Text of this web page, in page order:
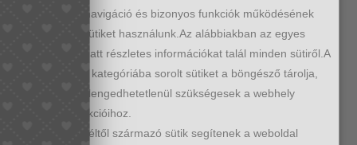
oldaltáska
színben
mennyiség
KOSÁRBA TESZEM
N/A
KATEGÓRIÁK Oldaltáska/ Crossbody , Táskák
A hatékony navigáció és bizonyos funkciók működésének
érdekében sütiket használunk.Az alábbiakban az egyes
kategóriák alatt részletes információkat talál minden sütiről.A
"Szükséges" kategóriába sorolt sütiket a böngésző tárolja,
mivel ezek elengedhetetlenül szükségesek a webhely
alapvető funkcióihoz.
A harmadik féltől származó sütik segítenek a weboldal